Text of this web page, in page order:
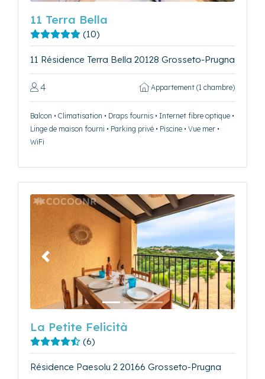
11 Terra Bella
(10)
11 Résidence Terra Bella 20128 Grosseto-Prugna
4 Appartement (1 chambre)
Balcon • Climatisation • Draps fournis • Internet fibre optique •
Linge de maison fourni • Parking privé • Piscine • Vue mer •
WiFi
Précédent Suivant
La Petite Felicità
(6)
Résidence Paesolu 2 20166 Grosseto-Prugna